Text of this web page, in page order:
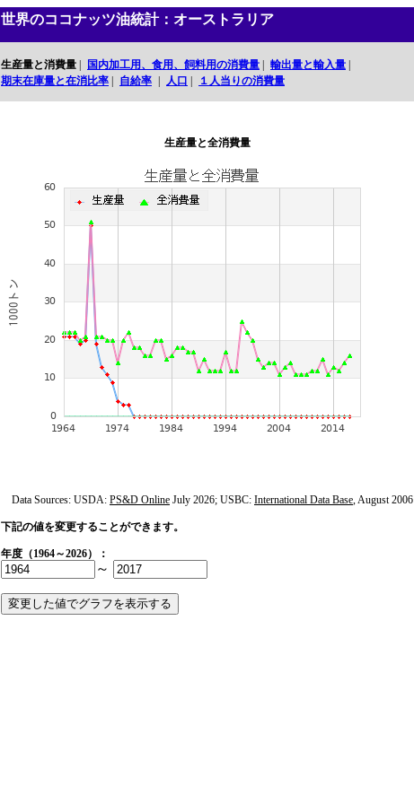
世界のココナッツ油統計：オーストラリア
生産量と消費量 国内加工用、食用、飼料用の消費量 輸出量と輸入量
期末在庫量と在消比率
自給率 人口 １人当りの消費量
生産量と全消費量
Data Sources: USDA: PS&D Online July 2026; USBC: International Data Base, August 2006
下記の値を変更することができます。
年度（1964～2026）：
～